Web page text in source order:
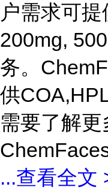
户需求可
200mg,
务。
供
需要了解
...查看全文